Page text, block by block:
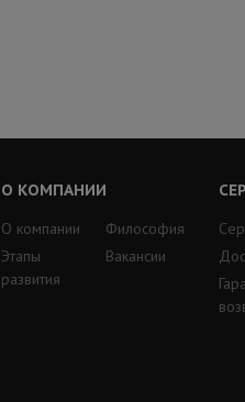
О КОМПАНИИ
О компании
Этапы
развития
Философия
Вакансии